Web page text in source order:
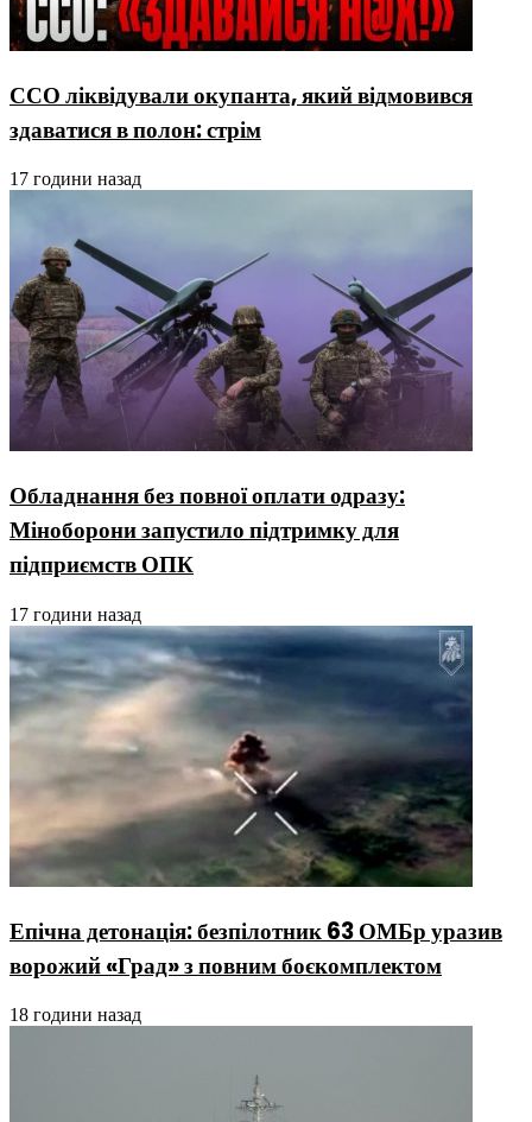
ССО ліквідували окупанта, який відмовився
здаватися в полон: стрім
17 години назад
Обладнання без повної оплати одразу:
Міноборони запустило підтримку для
підприємств ОПК
17 години назад
Епічна детонація: безпілотник 63 ОМБр уразив
ворожий «Град» з повним боєкомплектом
18 години назад